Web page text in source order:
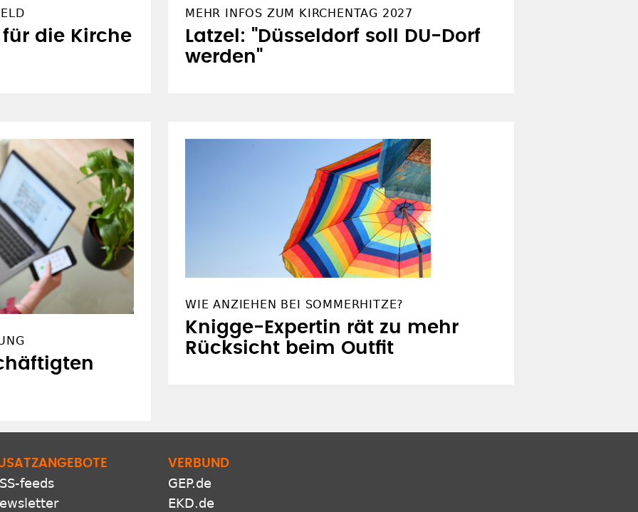
die Kirche
MEHR INFOS ZUM KIRCHENTAG 2027
Latzel: "Düsseldorf soll DU-Dorf
werden"
WIE ANZIEHEN BEI SOMMERHITZE?
Knigge-Expertin rät zu mehr
Rücksicht beim Outfit
feeds
VERBUND
GEP.de
EKD.de